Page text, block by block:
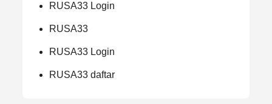
RUSA33 Login
RUSA33
RUSA33 Login
RUSA33 daftar